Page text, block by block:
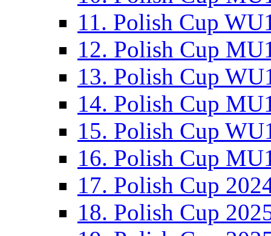
11. Polish Cup
12. Polish Cup
13. Polish Cup
14. Polish Cup
15. Polish Cup
16. Polish Cup
17. Polish Cup
18. Polish Cup